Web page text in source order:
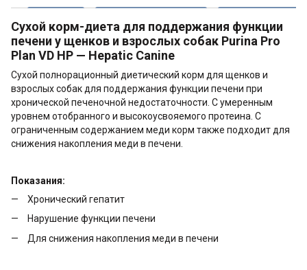
Сухой корм-диета для поддержания функции
печени у щенков и взрослых собак Purina Pro
Plan VD HP — Hepatic Canine
Сухой полнорационный диетический корм для щенков и
взрослых собак для поддержания функции печени при
хронической печеночной недостаточности. С умеренным
уровнем отобранного и высокоусвояемого протеина. С
ограниченным содержанием меди корм также подходит для
снижения накопления меди в печени.
Показания:
Хронический гепатит
Нарушение функции печени
Для снижения накопления меди в печени